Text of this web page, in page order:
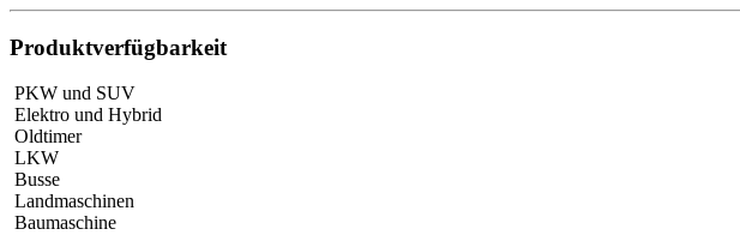
Produktverfügbarkeit
PKW und SUV
Elektro und Hybrid
Oldtimer
LKW
Busse
Landmaschinen
Baumaschine